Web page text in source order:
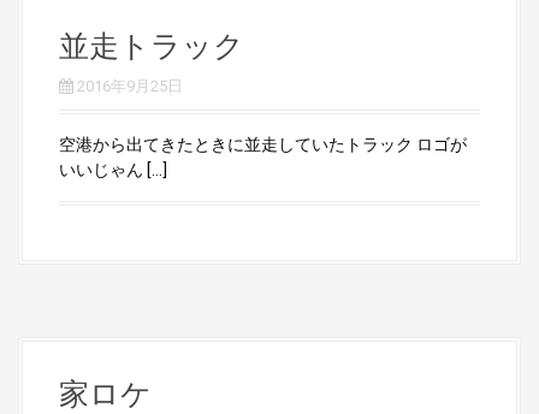
並走トラック
2016年9月25日
空港から出てきたときに並走していたトラック ロゴが
いいじゃん […]
家ロケ